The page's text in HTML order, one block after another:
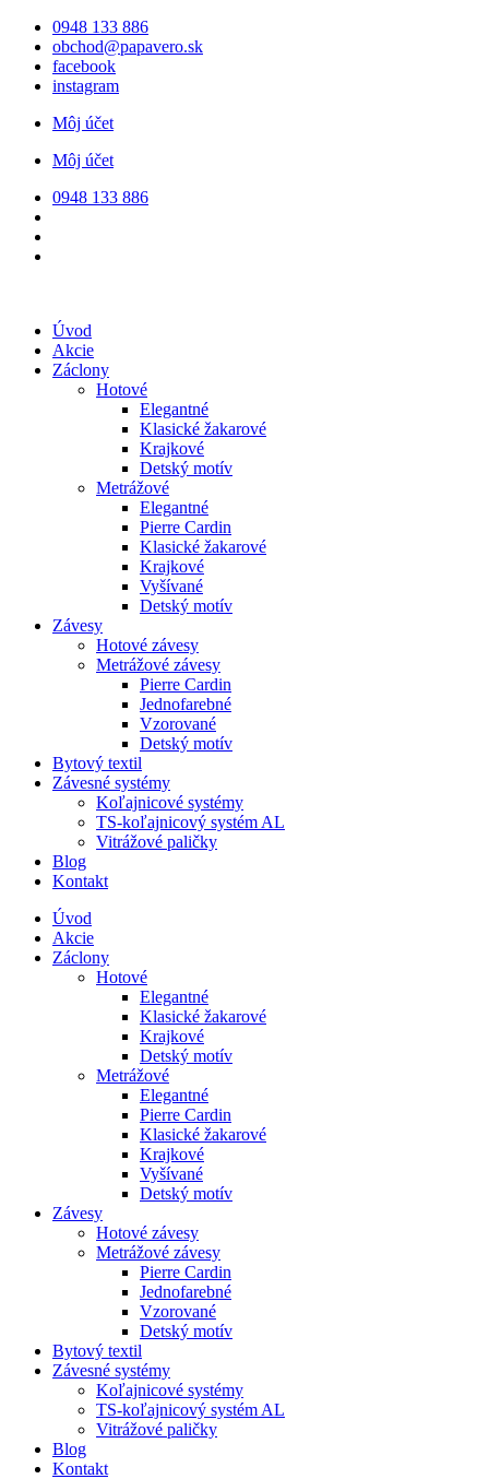
Preskočiť
obsah
0948 133 886
obchod@papavero.sk
facebook
instagram
Môj účet
Môj účet
0948 133 886
Úvod
Akcie
Záclony
Hotové
Elegantné
Klasické žakarové
Krajkové
Detský motív
Metrážové
Elegantné
Pierre Cardin
Klasické žakarové
Krajkové
Vyšívané
Detský motív
Závesy
Hotové závesy
Metrážové závesy
Pierre Cardin
Jednofarebné
Vzorované
Detský motív
Bytový textil
Závesné systémy
Koľajnicové systémy
TS-koľajnicový systém AL
Vitrážové paličky
Blog
Kontakt
Úvod
Akcie
Záclony
Hotové
Elegantné
Klasické žakarové
Krajkové
Detský motív
Metrážové
Elegantné
Pierre Cardin
Klasické žakarové
Krajkové
Vyšívané
Detský motív
Závesy
Hotové závesy
Metrážové závesy
Pierre Cardin
Jednofarebné
Vzorované
Detský motív
Bytový textil
Závesné systémy
Koľajnicové systémy
TS-koľajnicový systém AL
Vitrážové paličky
Blog
Kontakt